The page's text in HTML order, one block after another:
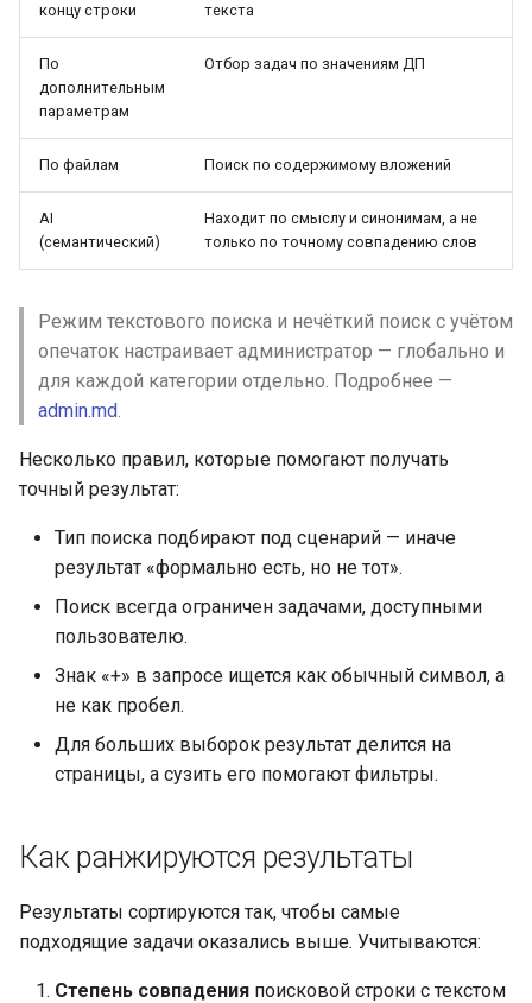
Lua в смарт-скриптах
NLP API в скриптах
FAQ — CalDAV
синхронизации
Календарь — решение
проблем
Ресурсы и планировщик
Публикации
Системные настройки
Форм-контролы
концу строки
текста
По
дополнительным
параметрам
Отбор задач по значениям ДП
По файлам Поиск по содержимому вложений
AI
(семантический)
Находит по смыслу и синонимам, а не
только по точному совпадению слов
Режим текстового поиска и нечёткий поиск с учётом
опечаток настраивает администратор — глобально и
для каждой категории отдельно. Подробнее —
admin.md.
Несколько правил, которые помогают получать
точный результат:
Тип поиска подбирают под сценарий — иначе
результат «формально есть, но не тот».
Поиск всегда ограничен задачами, доступными
пользователю.
Знак «+» в запросе ищется как обычный символ, а
не как пробел.
Для больших выборок результат делится на
страницы, а сузить его помогают фильтры.
Как ранжируются результаты
Результаты сортируются так, чтобы самые
подходящие задачи оказались выше. Учитываются:
Степень совпадения поисковой строки с текстом